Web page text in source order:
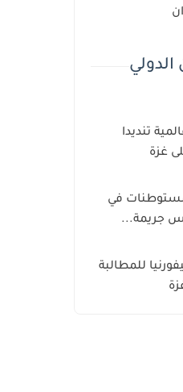
تنديدا
غزة
في
جريمة...
للمطالبة